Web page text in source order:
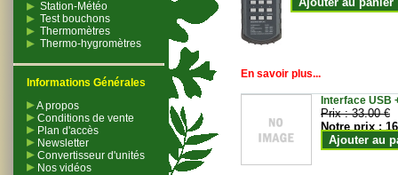
Station-Météo
Test bouchons
Thermomètres
Thermo-hygromètres
Informations Générales
A propos
Conditions de vente
Plan d'accès
Newsletter
Convertisseur d'unités
Nos vidéos
En savoir plus...
Interface USB
Prix :33.00 €
Notre prix :
Ajouter au